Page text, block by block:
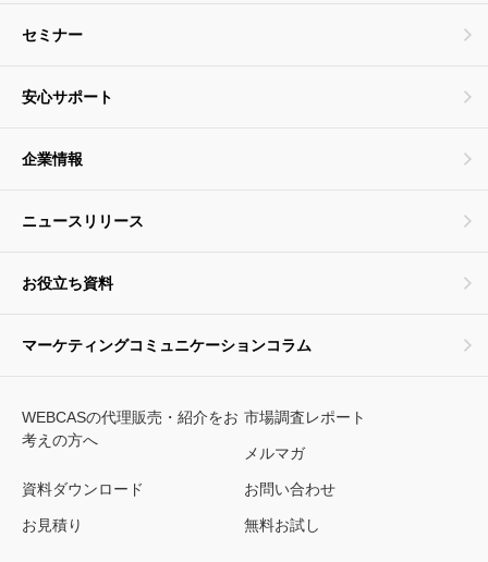
セミナー
安心サポート
企業情報
ニュースリリース
お役立ち資料
マーケティングコミュニケーションコラム
WEBCASの代理販売・紹介をお
考えの方へ
市場調査レポート
メルマガ
資料ダウンロード お問い合わせ
お見積り 無料お試し